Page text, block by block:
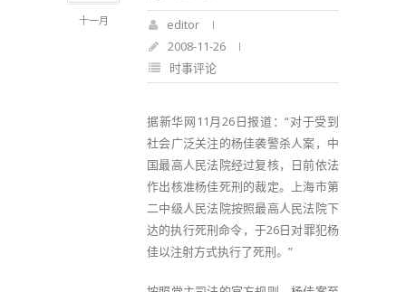
十一月
editor
2008-11-26
时事评论
据新华网11月26日报道：“对于受到
社会广泛关注的杨佳袭警杀人案，中
国最高人民法院经过复核，日前依法
作出核准杨佳死刑的裁定。上海市第
二中级人民法院按照最高人民法院下
达的执行死刑命令，于26日对罪犯杨
佳以注射方式执行了死刑。”